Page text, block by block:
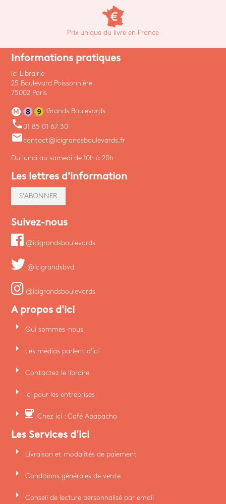
Prix unique du livre en France
Informations pratiques
Ici Librairie
25 Boulevard Poissonnière
75002 Paris
Grands Boulevards
phone 01 85 01 67 30
emailcontact@icigrandsboulevards.fr
Du lundi au samedi de 10h à 20h
Les lettres d'information
S'ABONNER
Suivez-nous
@icigrandsboulevards
@icigrandsbvd
@icigrandsboulevards
A propos d'ici
arrow_right Qui sommes-nous
arrow_right Les médias parlent d'ici
arrow_right Contactez le libraire
arrow_right ici pour les entreprises
arrow_right coffee Chez ici : Café Apapacho
Les Services d'ici
arrow_right Livraison et modalités de paiement
arrow_right Conditions générales de vente
arrow_right Conseil de lecture personnalisé par email